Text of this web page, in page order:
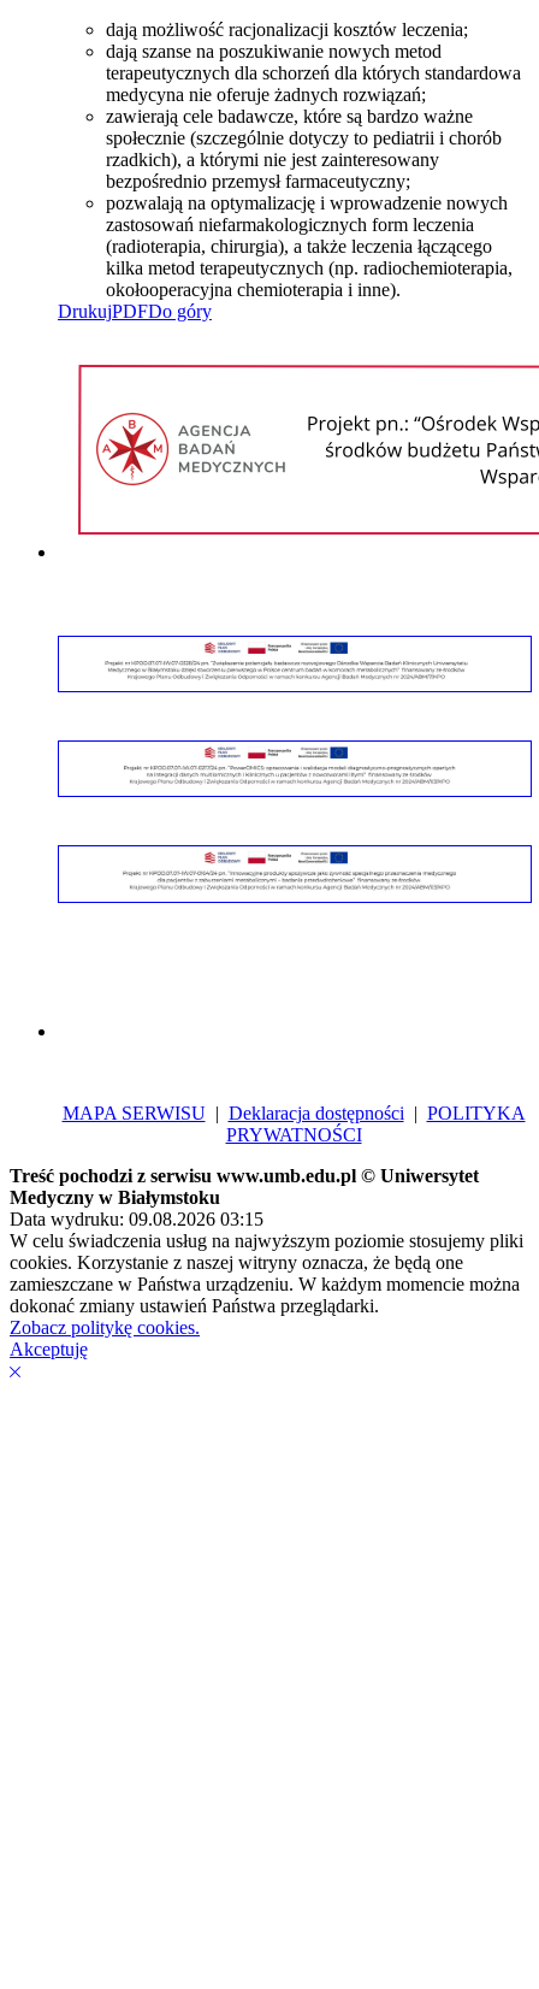
dają możliwość racjonalizacji kosztów leczenia;
dają szanse na poszukiwanie nowych metod
terapeutycznych dla schorzeń dla których standardowa
medycyna nie oferuje żadnych rozwiązań;
zawierają cele badawcze, które są bardzo ważne
społecznie (szczególnie dotyczy to pediatrii i chorób
rzadkich), a którymi nie jest zainteresowany
bezpośrednio przemysł farmaceutyczny;
pozwalają na optymalizację i wprowadzenie nowych
zastosowań niefarmakologicznych form leczenia
(radioterapia, chirurgia), a także leczenia łączącego
kilka metod terapeutycznych (np. radiochemioterapia,
okołooperacyjna chemioterapia i inne).
DrukujPDFDo góry
MAPA SERWISU| Deklaracja dostępności | POLITYKA
PRYWATNOŚCI
Treść pochodzi z serwisu www.umb.edu.pl © Uniwersytet
Medyczny w Białymstoku
Data wydruku: 09.08.2026 03:15
W celu świadczenia usług na najwyższym poziomie stosujemy pliki
cookies. Korzystanie z naszej witryny oznacza, że będą one
zamieszczane w Państwa urządzeniu. W każdym momencie można
dokonać zmiany ustawień Państwa przeglądarki.
Zobacz politykę cookies.
Akceptuję